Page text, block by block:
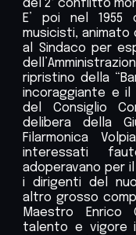
del 2° conflitto
E’ poi nel
musicisti, animato
al Sindaco per
ripristino della
incoraggiante e il
del Consiglio
delibera della
Filarmonica
interessati
adoperavano per
i dirigenti del
altro grosso
Maestro Enrico
talento e vigore